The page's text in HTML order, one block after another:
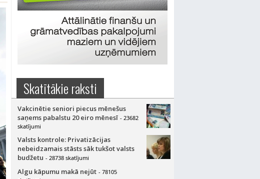
Skatītākie raksti
Vakcinētie seniori piecus mēnešus
saņems pabalstu 20 eiro mēnesī - 23682
skatījumi
Valsts kontrole: Privatizācijas
nebeidzamais stāsts sāk tukšot valsts
budžetu - 28738 skatījumi
Algu kāpumu makā nejūt - 78105